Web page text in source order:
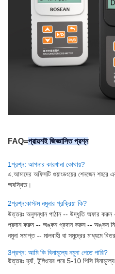
FAQ=প্রায়শই জিজ্ঞাসিত প্রশ্ন
1প্রশ্ন: আপনার কারখানা কোথায়?
এ.আমাদের অফিসটি গুয়াংডংয়ের শেনজেন শহরে
অবস্থিত।
2প্রশ্ন:কাস্টম নমুনার প্রক্রিয়া কি?
উত্তরঃ অনুসন্ধান পাঠান -- উদ্ধৃতি অফার করুন
প্রদান করুন -- অঙ্কন প্রদান করুন -- অঙ্কন
নমুনা সমাপ্ত -- মালবাহী বা সমুদ্রের মাধ্যমে
3প্রশ্ন: আমি কি বিনামূল্যে নমুনা পেতে পারি?
উত্তরঃ হ্যাঁ, টুলিংয়ের পরে 5-10 পিসি